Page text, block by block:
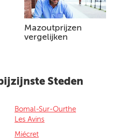
Mazoutprijzen
vergelijken
Steden
Bomal-Sur-Ourthe
Les Avins
Miécret